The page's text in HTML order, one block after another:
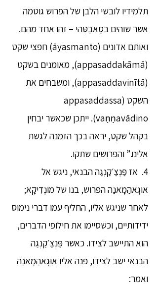
תלמידיו לובשי הלבן של הפרוש גוטמה
אשר שוהים בסָאבַטְּהִי – זהו אחד מהם.
ואותם אדונים (āyasmanto) חפצי שקט
(appasaddakāmā), מאומנים בשקט
(appasaddavinītā), ומשבחים את
השקט (appasaddassa
vaṇṇavādino). ייתכן שכאשר יבחין
בקהל שקט, יראה בכך הזמנה לגשת
אלינו.” והפרושים שתקו.
4. אז פַּנְצַ׳קַנְגַה הבנאי, ניגש אל
אוּגָאהַמָאנַה הפרוש, בנו של מוּנְדִיקָא;
לאחר שניגש אליו, החליף עמו דברי נימוס
ידידותיים, וכשסיימו את חילופי הדברים,
הוא התיישב לצידו. כאשר פַּנְצַ׳קַנְגַה
הבנאי ישב לצידו, פנה אליו אוּגָאהַמָאנַה
ואמר: